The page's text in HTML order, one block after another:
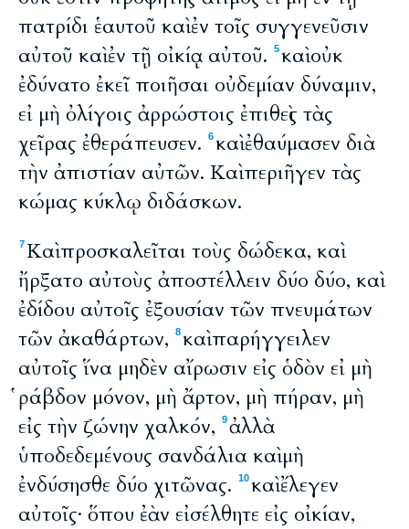
πατρίδι ἑαυτοῦ καὶ ἐν τοῖς συγγενεῦσιν
αὐτοῦ καὶ ἐν τῇ οἰκίᾳ αὐτοῦ.
5καὶ οὐκ
ἐδύνατο ἐκεῖ ποιῆσαι οὐδεμίαν δύναμιν,
εἰ μὴ ὀλίγοις ἀρρώστοις ἐπιθεὶς τὰς
χεῖρας ἐθεράπευσεν.
6καὶ ἐθαύμασεν διὰ
τὴν ἀπιστίαν αὐτῶν. Καὶ περιῆγεν τὰς
κώμας κύκλῳ διδάσκων.
7Καὶ προσκαλεῖται τοὺς δώδεκα, καὶ
ἤρξατο αὐτοὺς ἀποστέλλειν δύο δύο, καὶ
ἐδίδου αὐτοῖς ἐξουσίαν τῶν πνευμάτων
τῶν ἀκαθάρτων,
8καὶ παρήγγειλεν
αὐτοῖς ἵνα μηδὲν αἴρωσιν εἰς ὁδὸν εἰ μὴ
ῥάβδον μόνον, μὴ ἄρτον, μὴ πήραν, μὴ
εἰς τὴν ζώνην χαλκόν,
9ἀλλὰ
ὑποδεδεμένους σανδάλια καὶ μὴ
ἐνδύσησθε δύο χιτῶνας.
10καὶ ἔλεγεν
αὐτοῖς· ὅπου ἐὰν εἰσέλθητε εἰς οἰκίαν,